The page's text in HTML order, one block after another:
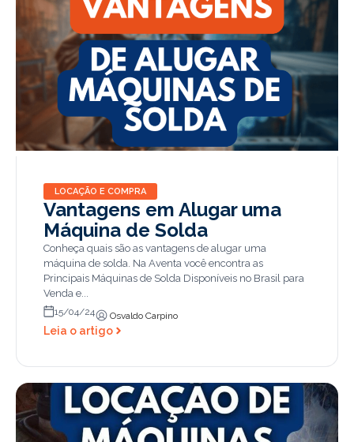
LOCAÇÃO E COMPRA
Vantagens em Alugar uma
Máquina de Solda
Conheça quais são as vantagens de alugar uma
máquina de solda. Na Aventa você encontra as
Principais Máquinas de Solda Disponíveis no Brasil para
Venda e...
15/04/24 Osvaldo Carpino
Leia o artigo